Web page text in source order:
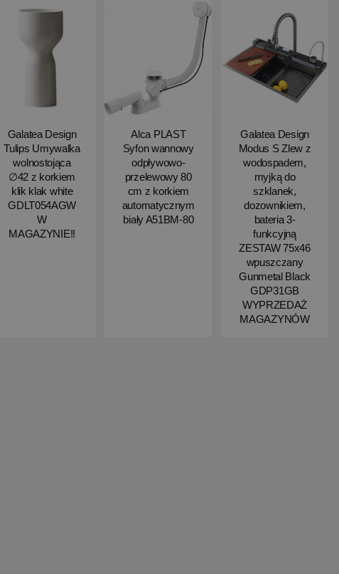
Galatea Design
Tulips Umywalka
wolnostojąca
∅42 z korkiem
klik klak white
GDLT054AGW
W
MAGAZYNIE!!
Alca PLAST
Syfon wannowy
odpływowo-
przelewowy 80
cm z korkiem
automatycznym
biały A51BM-80
Galatea Design
Modus S Zlew z
wodospadem,
myjką do
szklanek,
dozownikiem,
bateria 3-
funkcyjną
ZESTAW 75x46
wpuszczany
Gunmetal Black
GDP31GB
WYPRZEDAŻ
MAGAZYNÓW